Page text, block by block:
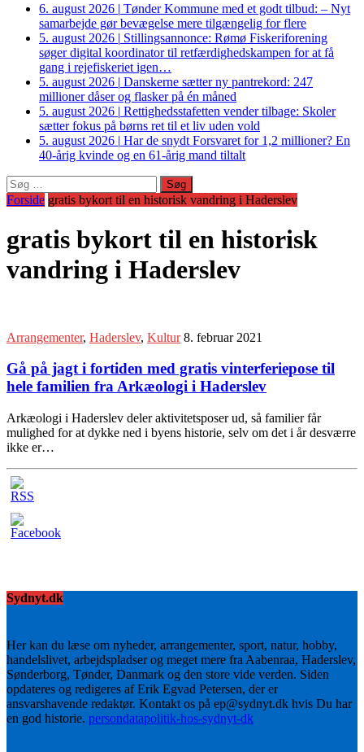
6. august 2026 | Tønder Kommune med et godt tilbud: – Nyt
samarbejde gør bevægelse mere tilgængelig for flere
5. august 2026 | Stillingsannonce: Rømø Fiskeriforening
søger digital koordinator til retfærdighedskampen for at få
gang i rejefiskeriet igen…
5. august 2026 | Danskerne sætter ny pantrekord: 247
millioner dåser og flasker på én måned
5. august 2026 | Rettighedsstafetten vender tilbage: Skoler
sætter fokus på børns ret til et liv uden vold
5. august 2026 | Har de snydt Forsvaret for 1,2 millioner? En
40-årig kvinde og en 61-årig mand tiltalt
Søg
efter:
Forside gratis bykort til en historisk vandring i Haderslev
gratis bykort til en historisk
vandring i Haderslev
Arrangementer, Haderslev, Kultur 8. februar 2021
Gå på jagt i fortiden med gratis vinterferiepose til
hele familien fra Arkæologi i Haderslev
Arkæologi i Haderslev deler aktivitetsposer ud, så familier får
mulighed for at dykke ned i byens historie, selv om det i år desværre
ikke er…
Sydnyt.dk
Her kan du læse om nyheder, arrangementer, sport, natur, hobby,
handelslivet, arbejdspladser og meget mere fra Aabenraa, Haderslev,
Sønderborg, Tønder, Danmark og den store vide verden. Siden
opdateres og redigeres af Erik Egvad Petersen, der er
ansvarshavende redaktør. Kontakt os på ep@sydnyt.dk hvis Du har
en god historie. persondatapolitik-hos-sydnyt-dk